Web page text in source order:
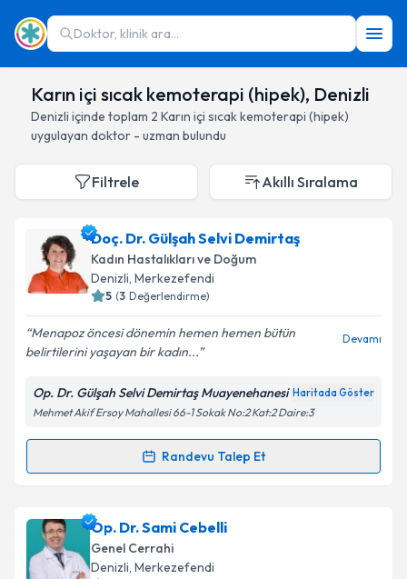
Doktor, klinik ara...
Karın içi sıcak kemoterapi (hipek), Denizli
Denizli içinde toplam 2 Karın içi sıcak kemoterapi (hipek)
uygulayan doktor - uzman bulundu
Filtrele Akıllı Sıralama
Doç. Dr. Gülşah Selvi Demirtaş
Kadın Hastalıkları ve Doğum
Denizli, Merkezefendi
5 (3 Değerlendirme)
Menapoz öncesi dönemin hemen hemen bütün
belirtilerini yaşayan bir kadın...
Devamı
Op. Dr. Gülşah Selvi Demirtaş Muayenehanesi Haritada Göster
Mehmet Akif Ersoy Mahallesi 66-1 Sokak No:2 Kat:2 Daire:3
Randevu Talep Et
Randevu Takvimi Talebi
Doç. Dr. Gülşah Selvi Demirtaş
talebi oluşturun. Size bu uzmandan randevu almanız
için bir takvim hazırlandığında e-posta ile
Op. Dr. Sami Cebelli
Genel Cerrahi
Denizli, Merkezefendi